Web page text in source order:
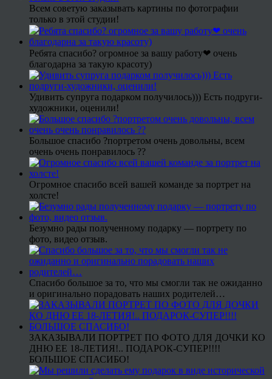
Всем советую заказывать картины по фотографии
только в этой студии!
Ребята спасибо? огромное за вашу работу❤ очень
благодарна за такую красоту)
Удивить супруга подарком получилось))) Есть подруги-
художники, оценили!
Большое спасибо ?портретом очень довольны, всем
очень очень понравилось ??
Огромное спасибо всей вашей команде за портрет на
холсте!
Безумно рады полученному подарку — портрету по
фото, видео отзыв.
Спасибо большое за то, что мы смогли так не ожиданно
и оригинально порадовать наших родителей…
ЗАКАЗЫВАЛИ ПОРТРЕТ ПО ФОТО ДЛЯ ДОЧКИ КО
ДНЮ ЕЕ 18-ЛЕТИЯ!.. ПОДАРОК-СУПЕР!!!!
БОЛЬШОЕ СПАСИБО!